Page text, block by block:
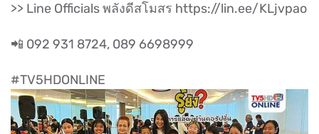
>> Line Officials พลังดีสโมสร https://lin.ee/KLjvpao
📲 092 931 8724, 089 6698999
#TV5HDONLINE